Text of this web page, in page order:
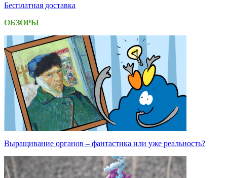
Бесплатная доставка
ОБЗОРЫ
Выращивание органов – фантастика или уже реальность?